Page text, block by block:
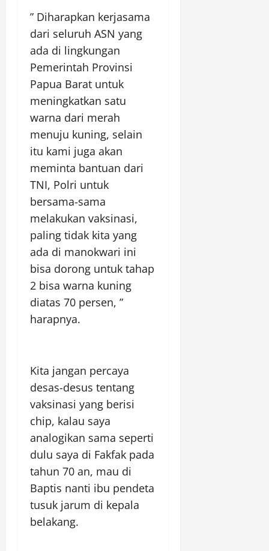
” Diharapkan kerjasama
dari seluruh ASN yang
ada di lingkungan
Pemerintah Provinsi
Papua Barat untuk
meningkatkan satu
warna dari merah
menuju kuning, selain
itu kami juga akan
meminta bantuan dari
TNI, Polri untuk
bersama-sama
melakukan vaksinasi,
paling tidak kita yang
ada di manokwari ini
bisa dorong untuk tahap
2 bisa warna kuning
diatas 70 persen, ”
harapnya.
Kita jangan percaya
desas-desus tentang
vaksinasi yang berisi
chip, kalau saya
analogikan sama seperti
dulu saya di Fakfak pada
tahun 70 an, mau di
Baptis nanti ibu pendeta
tusuk jarum di kepala
belakang.